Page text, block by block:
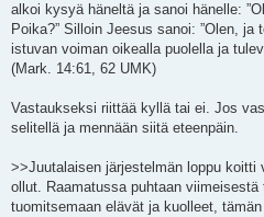
alkoi kysyä häneltä ja sanoi hänelle:
Poika?” Silloin Jeesus sanoi: ”Olen,
istuvan voiman oikealla puolella ja
(Mark. 14:61, 62 UMK)
Vastaukseksi riittää kyllä tai ei. Jos
selitellä ja mennään siitä eteenpäin.
>>Juutalaisen järjestelmän loppu koitti
ollut. Raamatussa puhtaan
tuomitsemaan elävät ja kuolleet,